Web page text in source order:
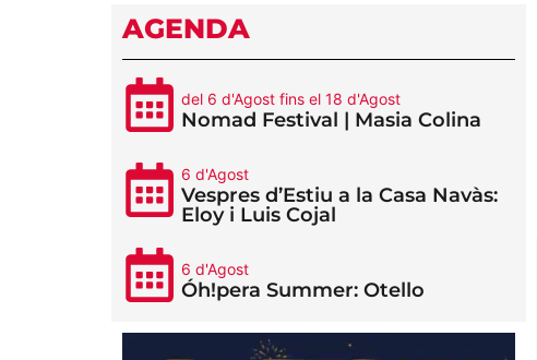
AGENDA
del 6 d'Agost fins el 18 d'Agost
Nomad Festival | Masia Colina
6 d'Agost
Vespres d’Estiu a la Casa Navàs:
Eloy i Luis Cojal
6 d'Agost
Óh!pera Summer: Otello